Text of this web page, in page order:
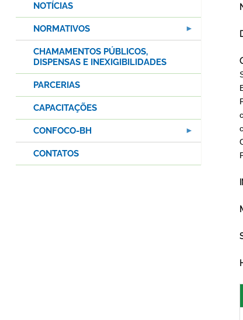
NOTÍCIAS
NORMATIVOS
CHAMAMENTOS PÚBLICOS,
DISPENSAS E INEXIGIBILIDADES
PARCERIAS
CAPACITAÇÕES
CONFOCO-BH
CONTATOS